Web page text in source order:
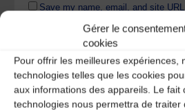
Gérer le
cookies
Pour offrir les meilleures expériences,
technologies telles que les cookies
aux informations des appareils. Le fait
technologies nous permettra de traiter
Save my name, email, and site
Ce site utilise Akismet pour réduire
savoir plus sur la façon dont les
commentaires sont traitées .